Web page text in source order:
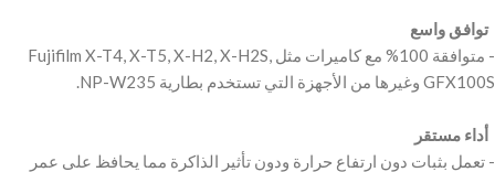
‫- متوافقة 100% مع كاميرات مثل Fujifilm X-T4, X-T5, X-H2, X-H2S,
‫- تعمل بثبات دون ارتفاع حرارة ودون تأثير الذاكرة مما يحافظ على عمر